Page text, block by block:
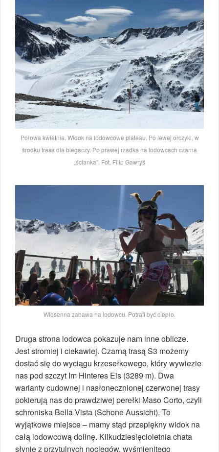
Połowa kwietnia. Widok na lodowcowe plateau. Po lewej orczyki, w
środku trasa dla biegaczy. Po prawej rzadka na lodowcach czarna
„ścianka”. Fot. Filip Gawryś
Wiosenna zabawa na lodowcu. Potrafi być ciepło.
Druga strona lodowca pokazuje nam inne oblicze.
Jest stromiej i ciekawiej. Czarną trasą S3 możemy
dostać się do wyciągu krzesełkowego, który wywiezie
nas pod szczyt Im Hinteres Eis (3289 m). Dwa
warianty cudownej i nasłonecznionej czerwonej trasy
pokierują nas do prawdziwej perełki Maso Corto, czyli
schroniska Bella Vista (Schone Aussicht). To
wyjątkowe miejsce – mamy stąd przepiękny widok na
całą lodowcową dolinę. Kilkudziesięcioletnia chata
słynie z przytulnych noclegów, wyśmienitego